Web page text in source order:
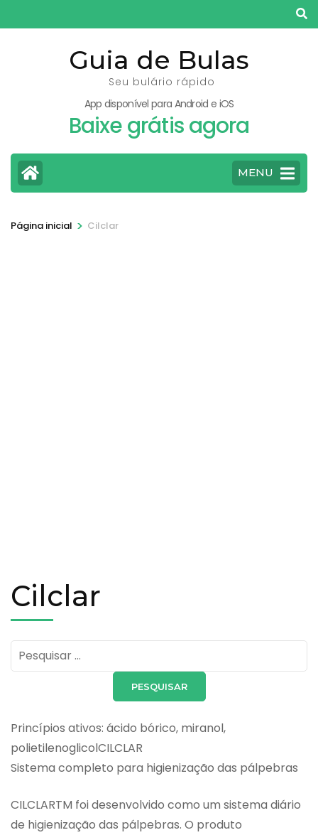
para
Guia de Bulas
Seu bulário rápido
App disponível para Android e iOS
Baixe grátis agora
MENU
Página inicial > Cilclar
Cilclar
Pesquisar
por:
Princípios ativos: ácido bórico, miranol,
polietilenoglicolCILCLAR
Sistema completo para higienização das pálpebras
CILCLARTM foi desenvolvido como um sistema diário
de higienização das pálpebras. O produto